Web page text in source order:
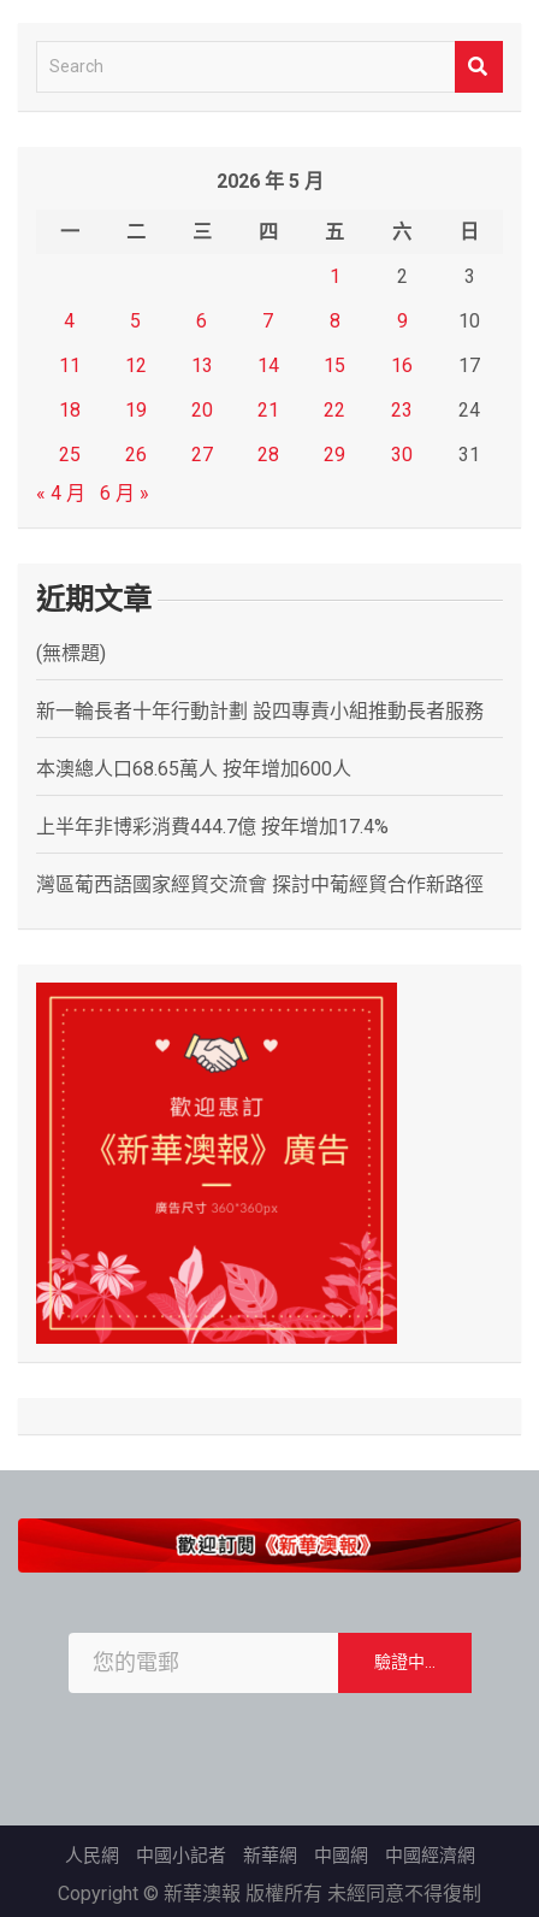
e
2026 年 5 月
一 二 三 四 五 六
日
1
2
3
4
5 6 7 8 9
10
11
12 13 14 15 16
17
18
19 20 21 22 23
24
25
26 27 28 29 30
31
« 4 月
6 月 »
近期文章
(無標題)
新一輪長者十年行動計劃 設四專責小組推動長者服務
本澳總人口68.65萬人 按年增加600人
上半年非博彩消費444.7億 按年增加17.4%
灣區葡西語國家經貿交流會 探討中葡經貿合作新路徑
人民網 中國小記者 新華網 中國網 中國經濟網
Copyright © 新華澳報 版權所有 未經同意不得復制